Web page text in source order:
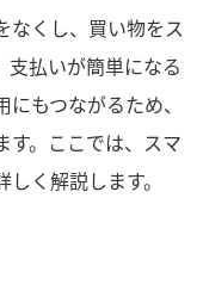
なくし、買い物をス
支払いが簡単になる
もつながるため、
す。ここでは、スマ
く解説します。